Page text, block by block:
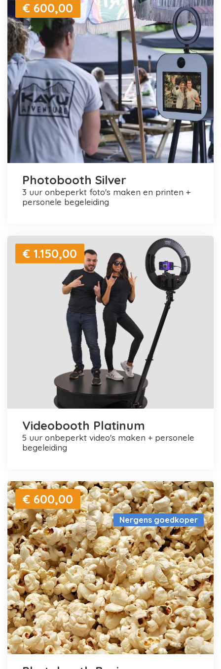
€ 600,00
Photobooth Silver
3 uur onbeperkt foto's maken en printen +
personele begeleiding
€ 1.150,00
Videobooth Platinum
5 uur onbeperkt video's maken + personele
begeleiding
Nergens goedkoper
€ 600,00